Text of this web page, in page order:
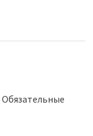
Обязательные